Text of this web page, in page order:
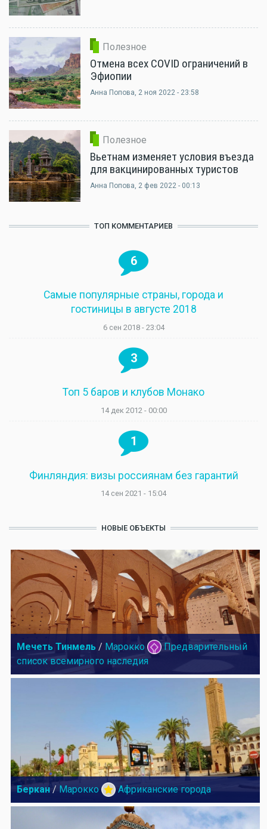
Полезное
Отмена всех COVID ограничений в
Эфиопии
Анна Попова, 2 ноя 2022 - 23:58
Полезное
Вьетнам изменяет условия въезда
для вакцинированных туристов
Анна Попова, 2 фев 2022 - 00:13
ТОП КОММЕНТАРИЕВ
6
Самые популярные страны, города и
гостиницы в августе 2018
6 сен 2018 - 23:04
3
Топ 5 баров и клубов Монако
14 дек 2012 - 00:00
1
Финляндия: визы россиянам без гарантий
14 сен 2021 - 15:04
НОВЫЕ ОБЪЕКТЫ
Мечеть Тинмель / Марокко
Предварительный
список всемирного наследия
Беркан / Марокко Африканские города